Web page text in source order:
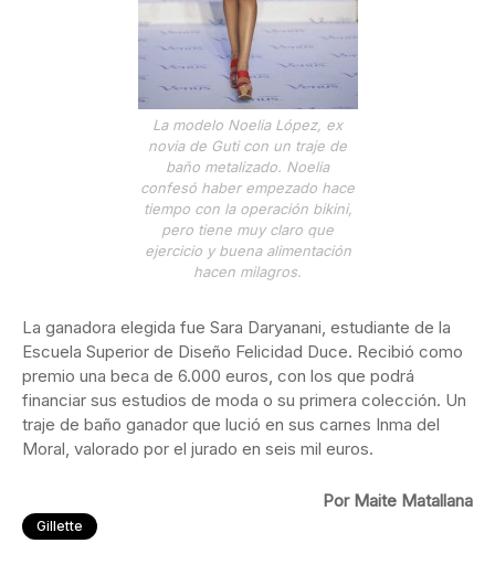
La modelo Noelia López, ex
novia de Guti con un traje de
baño metalizado. Noelia
confesó haber empezado hace
tiempo con la operación bikini,
pero tiene muy claro que
ejercicio y buena alimentación
hacen milagros.
La ganadora elegida fue Sara Daryanani, estudiante de la
Escuela Superior de Diseño Felicidad Duce. Recibió como
premio una beca de 6.000 euros, con los que podrá
financiar sus estudios de moda o su primera colección. Un
traje de baño ganador que lució en sus carnes Inma del
Moral, valorado por el jurado en seis mil euros.
Por Maite Matallana
Gillette